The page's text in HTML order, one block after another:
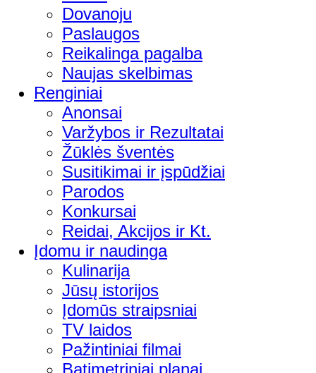
Dovanoju
Paslaugos
Reikalinga pagalba
Naujas skelbimas
Renginiai
Anonsai
Varžybos ir Rezultatai
Žūklės šventės
Susitikimai ir įspūdžiai
Parodos
Konkursai
Reidai, Akcijos ir Kt.
Įdomu ir naudinga
Kulinarija
Jūsų istorijos
Įdomūs straipsniai
TV laidos
Pažintiniai filmai
Batimetriniai planai